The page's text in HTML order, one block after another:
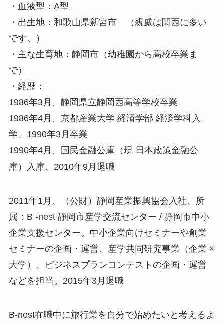
・血液型：A型
・出生地：和歌山県新宮市 （親戚は関西に多い
です。）
・主な生育地：静岡市（幼稚園から高校卒業ま
で）
・経歴：
1986年3月、静岡県立静岡西高等学校卒業
1986年4月、京都産業大学 経済学部 経済学科入
学、1990年3月卒業
1990年4月、国民金融公庫（現 日本政策金融公
庫）入庫、2010年9月退職
2011年1月、（公財）静岡産業振興協会入社、所
属：B -nest 静岡市産学交流センター / 静岡市中小
企業支援センター。中小企業向けセミナーや創業
セミナーの企画・運営、産学共同研究事業（企業 ×
大学）、ビジネスプランコンテストの企画・運営
などを担当。2015年3月退職
B-nest在職中に旅行業を自分で始めたいと考えるよ